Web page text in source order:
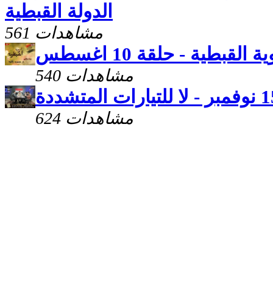
الدولة القبطية
561 مشاهدات
القبطية - حلقة 10 اغسطس
540 مشاهدات
624 مشاهدات